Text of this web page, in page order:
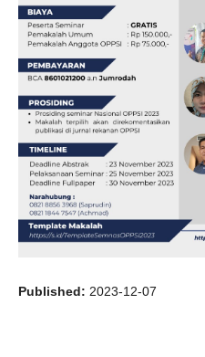
Published: 2023-12-07